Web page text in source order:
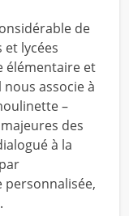
de
lycées
élémentaire et
nous associe à
–
des
à la
personnalisée,